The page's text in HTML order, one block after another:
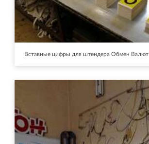
Вставные цифры для штендера Обмен Валют